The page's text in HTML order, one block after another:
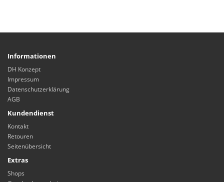
Informationen
DH Konzept
Impressum
Datenschutzerklärung
AGB
Kundendienst
Kontakt
Retouren
Seitenübersicht
Extras
Shops